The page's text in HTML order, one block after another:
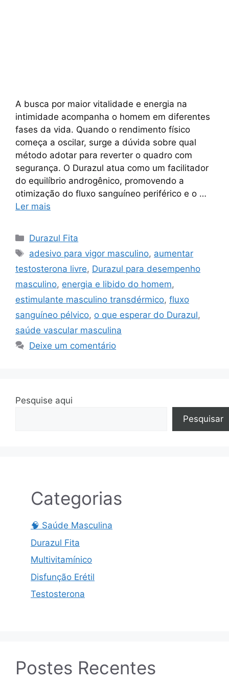
A busca por maior vitalidade e energia na
intimidade acompanha o homem em diferentes
fases da vida. Quando o rendimento físico
começa a oscilar, surge a dúvida sobre qual
método adotar para reverter o quadro com
segurança. O Durazul atua como um facilitador
do equilíbrio androgênico, promovendo a
otimização do fluxo sanguíneo periférico e o …
Ler mais
Categorias
Durazul Fita
Tags
adesivo para vigor masculino, aumentar
testosterona livre, Durazul para desempenho
masculino, energia e libido do homem,
estimulante masculino transdérmico, fluxo
sanguíneo pélvico, o que esperar do Durazul,
saúde vascular masculina
Deixe um comentário
Pesquise aqui
Pesquisar
Categorias
🧠 Saúde Masculina
Durazul Fita
Multivitamínico
Disfunção Erétil
Testosterona
Postes Recentes